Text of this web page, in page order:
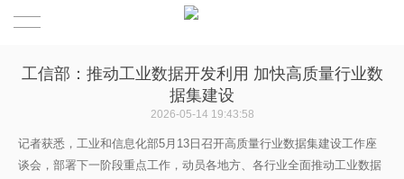
工信部：推动工业数据开发利用 加快高质量行业数
据集建设
2026-05-14 19:43:58
记者获悉，工业和信息化部5月13日召开高质量行业数据集建设工作座
谈会，部署下一阶段重点工作，动员各地方、各行业全面推动工业数据
首页
关于我们
联盟服务